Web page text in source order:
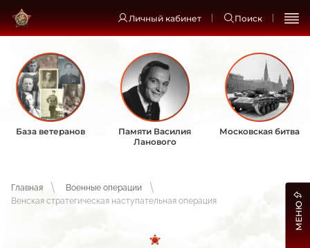
Личный кабинет Поиск
База ветеранов
Памяти Василия
Ланового
Московская битва
Главная
Военные операции
Венская стратегическая наступательная операция
МЕНЮ